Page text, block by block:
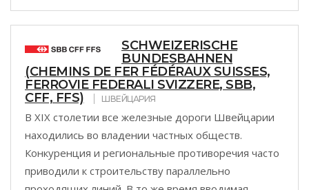
SCHWEIZERISCHE
BUNDESBAHNEN
(CHEMINS DE FER FÉDÉRAUX SUISSES,
FERROVIE FEDERALI SVIZZERE, SBB,
CFF, FFS)
ШВЕЙЦАРИЯ
В XIX столетии все железные дороги Швейцарии
находились во владении частных обществ.
Конкуренция и региональные противоречия часто
приводили к строительству параллельно